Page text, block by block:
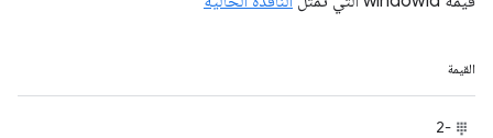
القيمة
-2